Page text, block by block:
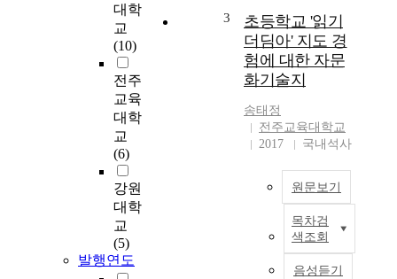
대학
교
(10)
전주
교육
대학
교
(6)
강원
대학
교
(5)
발행연도
3
초등학교 '읽기
더딤아' 지도 경
험에 대한 자문
화기술지
송태정
전주교육대학교
2017
국내석사
원문보기
목차검
색조회
음성듣기